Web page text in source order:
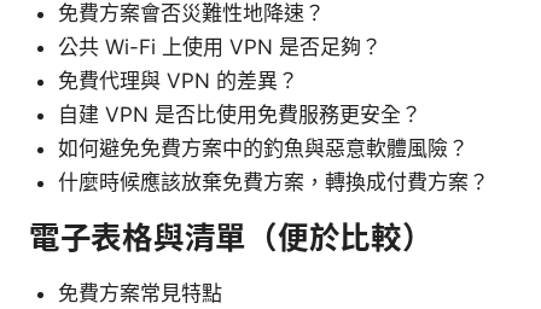
免費方案會否災難性地降速？
公共 Wi-Fi 上使用 VPN 是否足夠？
免費代理與 VPN 的差異？
自建 VPN 是否比使用免費服務更安全？
如何避免免費方案中的釣魚與惡意軟體風險？
什麼時候應該放棄免費方案，轉換成付費方案？
電子表格與清單（便於比較）
免費方案常見特點